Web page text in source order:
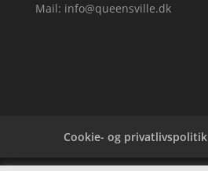
Mail: info@queensville.dk
Cookie- og privatlivspolitik